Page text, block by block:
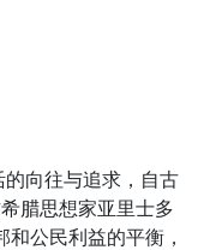
的向往与追求，自古
腊思想家亚里士多
公民利益的平衡，